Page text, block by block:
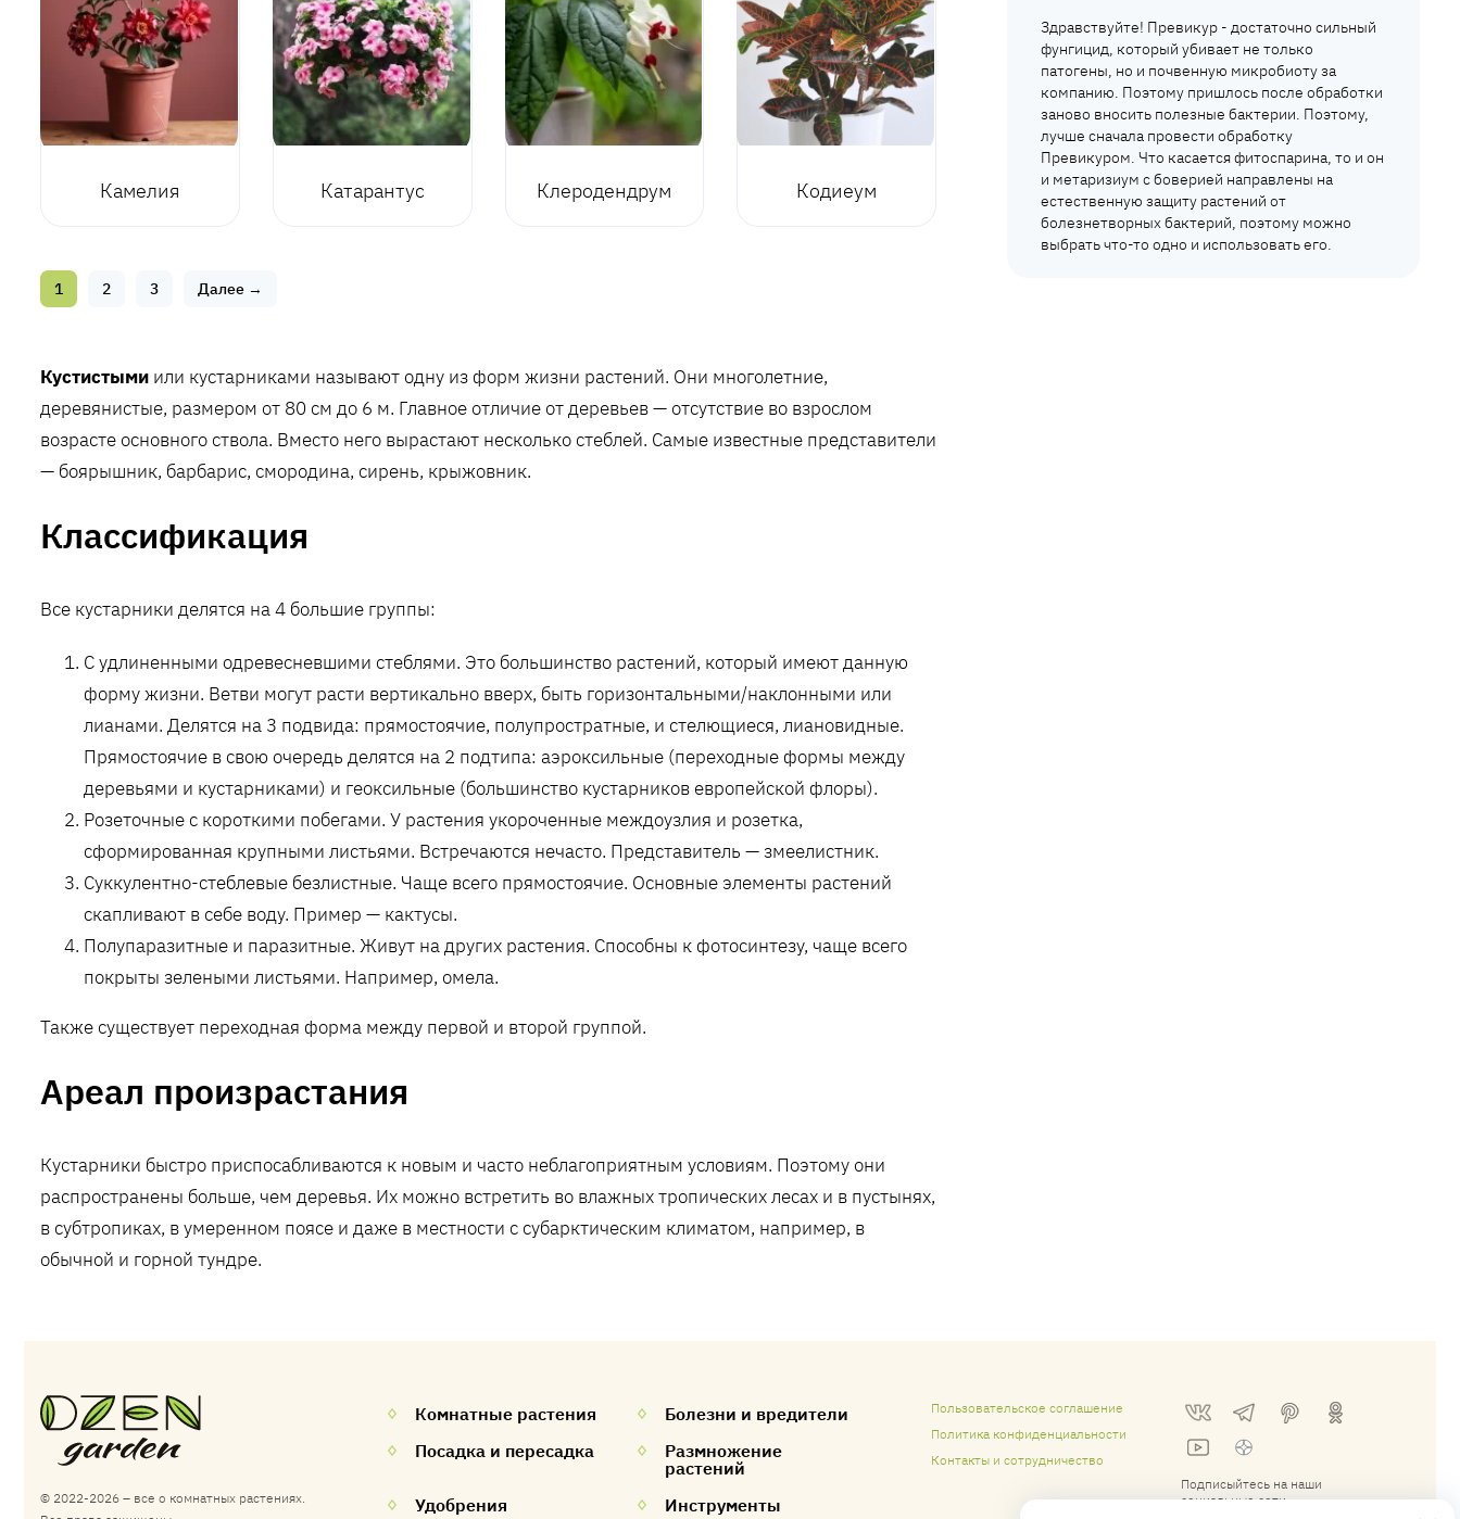
Камелия Катарантус Клеродендрум Кодиеум
1 2 3 Далее →
Кустистыми или кустарниками называют одну из форм жизни растений. Они многолетние,
деревянистые, размером от 80 см до 6 м. Главное отличие от деревьев — отсутствие во взрослом
возрасте основного ствола. Вместо него вырастают несколько стеблей. Самые известные представители
— боярышник, барбарис, смородина, сирень, крыжовник.
Классификация
Все кустарники делятся на 4 большие группы:
С удлиненными одревесневшими стеблями. Это большинство растений, который имеют данную
форму жизни. Ветви могут расти вертикально вверх, быть горизонтальными/наклонными или
лианами. Делятся на 3 подвида: прямостоячие, полупростратные, и стелющиеся, лиановидные.
Прямостоячие в свою очередь делятся на 2 подтипа: аэроксильные (переходные формы между
деревьями и кустарниками) и геоксильные (большинство кустарников европейской флоры).
Розеточные с короткими побегами. У растения укороченные междоузлия и розетка,
сформированная крупными листьями. Встречаются нечасто. Представитель — змеелистник.
Суккулентно-стеблевые безлистные. Чаще всего прямостоячие. Основные элементы растений
скапливают в себе воду. Пример — кактусы.
Полупаразитные и паразитные. Живут на других растения. Способны к фотосинтезу, чаще всего
покрыты зелеными листьями. Например, омела.
Также существует переходная форма между первой и второй группой.
Ареал произрастания
Кустарники быстро приспосабливаются к новым и часто неблагоприятным условиям. Поэтому они
распространены больше, чем деревья. Их можно встретить во влажных тропических лесах и в пустынях,
в субтропиках, в умеренном поясе и даже в местности с субарктическим климатом, например, в
обычной и горной тундре.
Здравствуйте! Превикур - достаточно сильный
фунгицид, который убивает не только
патогены, но и почвенную микробиоту за
компанию. Поэтому пришлось после обработки
заново вносить полезные бактерии. Поэтому,
лучше сначала провести обработку
Превикуром. Что касается фитоспарина, то и он
и метаризиум с боверией направлены на
естественную защиту растений от
болезнетворных бактерий, поэтому можно
выбрать что-то одно и использовать его.
© 2022-2026 – все о комнатных растениях.
Комнатные растения
Болезни и вредители
Посадка и пересадка
Размножение
растений
Удобрения
Инструменты
Пользовательское соглашение
Политика конфиденциальности
Контакты и сотрудничество